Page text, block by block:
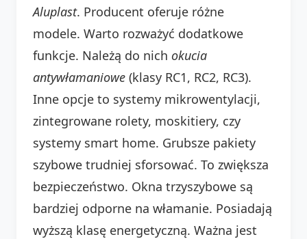
Aluplast. Producent oferuje różne
modele. Warto rozważyć dodatkowe
funkcje. Należą do nich okucia
antywłamaniowe (klasy RC1, RC2, RC3).
Inne opcje to systemy mikrowentylacji,
zintegrowane rolety, moskitiery, czy
systemy smart home. Grubsze pakiety
szybowe trudniej sforsować. To zwiększa
bezpieczeństwo. Okna trzyszybowe są
bardziej odporne na włamanie. Posiadają
wyższą klasę energetyczną. Ważna jest